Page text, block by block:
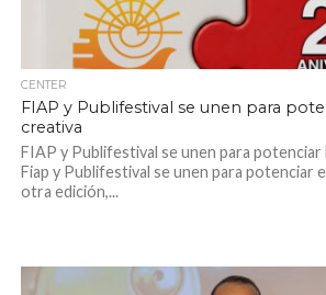
CENTER
FIAP y Publifestival se unen para
creativa
FIAP y Publifestival se unen para potenciar
Fiap y Publifestival se unen para potenciar
otra edición,...